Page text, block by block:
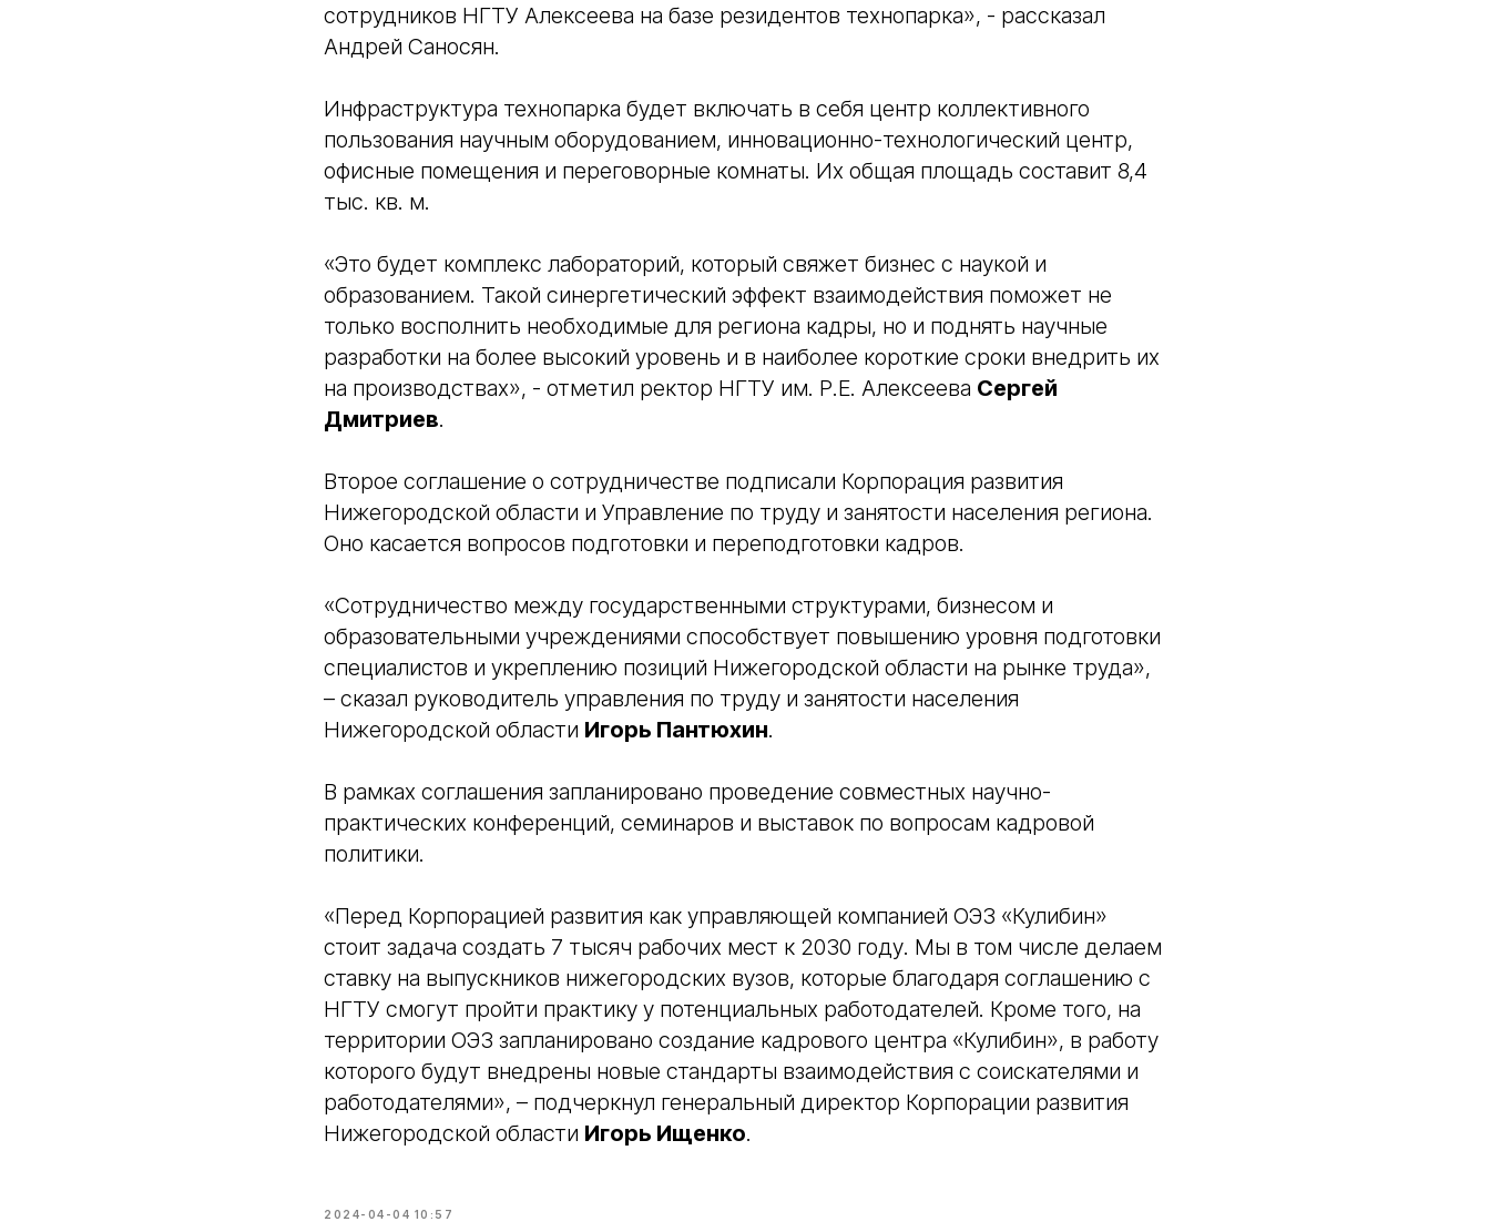
сотрудников НГТУ Алексеева на базе резидентов технопарка», - рассказал
Андрей Саносян.
Инфраструктура технопарка будет включать в себя центр коллективного
пользования научным оборудованием, инновационно-технологический центр,
офисные помещения и переговорные комнаты. Их общая площадь составит 8,4
тыс. кв. м.
«Это будет комплекс лабораторий, который свяжет бизнес с наукой и
образованием. Такой синергетический эффект взаимодействия поможет не
только восполнить необходимые для региона кадры, но и поднять научные
разработки на более высокий уровень и в наиболее короткие сроки внедрить их
на производствах», - отметил ректор НГТУ им. Р.Е. Алексеева Сергей
Дмитриев.
Второе соглашение о сотрудничестве подписали Корпорация развития
Нижегородской области и Управление по труду и занятости населения региона.
Оно касается вопросов подготовки и переподготовки кадров.
«Сотрудничество между государственными структурами, бизнесом и
образовательными учреждениями способствует повышению уровня подготовки
специалистов и укреплению позиций Нижегородской области на рынке труда»,
– сказал руководитель управления по труду и занятости населения
Нижегородской области Игорь Пантюхин.
В рамках соглашения запланировано проведение совместных научно-
практических конференций, семинаров и выставок по вопросам кадровой
политики.
«Перед Корпорацией развития как управляющей компанией ОЭЗ «Кулибин»
стоит задача создать 7 тысяч рабочих мест к 2030 году. Мы в том числе делаем
ставку на выпускников нижегородских вузов, которые благодаря соглашению с
НГТУ смогут пройти практику у потенциальных работодателей. Кроме того, на
территории ОЭЗ запланировано создание кадрового центра «Кулибин», в работу
которого будут внедрены новые стандарты взаимодействия с соискателями и
работодателями», – подчеркнул генеральный директор Корпорации развития
Нижегородской области Игорь Ищенко.
2024-04-04 10:57